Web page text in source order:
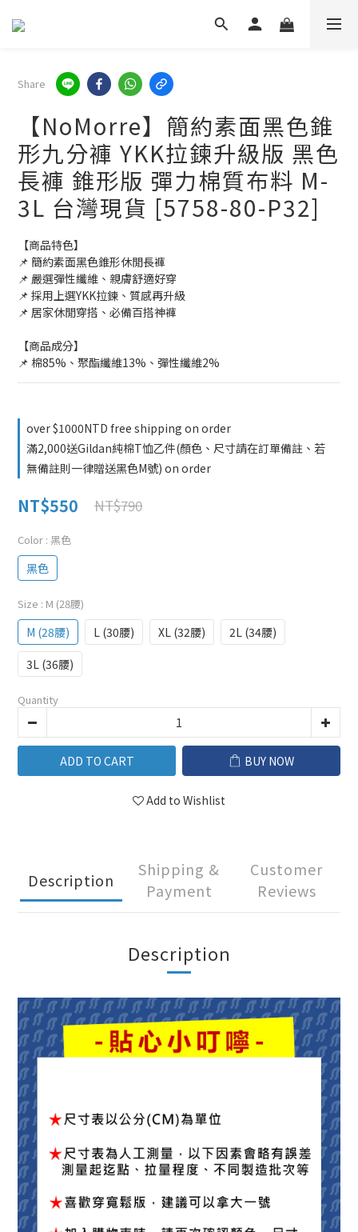
Share
【NoMorre】簡約素面黑色錐
形九分褲 YKK拉鍊升級版 黑色
長褲 錐形版 彈力棉質布料 M-
3L 台灣現貨 [5758-80-P32]
【商品特色】
📌 簡約素面黑色錐形休閒長褲
📌 嚴選彈性纖維、親膚舒適好穿
📌 採用上選YKK拉鍊、質感再升級
📌 居家休閒穿搭、必備百搭神褲
【商品成分】
📌 棉85%、聚酯纖維13%、彈性纖維2%
over $1000NTD free shipping on order
滿2,000送Gildan純棉T恤乙件(顏色、尺寸請在訂單備註、若
無備註則一律贈送黑色M號) on order
NT$550 NT$790
Color : 黑色
黑色
Size : M (28腰)
M (28腰) L (30腰) XL (32腰)
2L (34腰)
3L (36腰)
Quantity
ADD TO CART BUY NOW
Add to Wishlist
Description
Shipping &
Payment
Customer
Reviews
Description